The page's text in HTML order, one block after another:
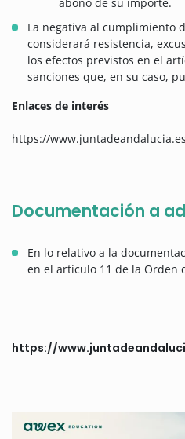
La negativa al cumplimiento
considerará resistencia,
los efectos previstos en el
sanciones que, en su caso,
Enlaces de interés
https://
Documentación a
En lo relativo a la
en el artículo 11 de la Orden